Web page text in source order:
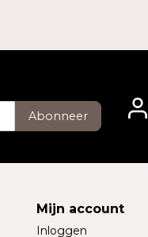
Abonneer
Mijn account
Inloggen